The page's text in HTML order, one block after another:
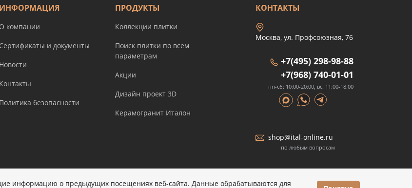
ИНФОРМАЦИЯ
О компании
Сертификаты и документы
Новости
Контакты
Политика безопасности
ПРОДУКТЫ
Коллекции плитки
Поиск плитки по всем
параметрам
Акции
Дизайн проект 3D
Керамогранит Италон
КОНТАКТЫ
Москва, ул. Профсоюзная, 76
+7(495) 298-98-88
+7(968) 740-01-01
пн-сб: 10:00-20:00, вс: 11:00-18:00
shop@ital-online.ru
по любым вопросам
информацию о предыдущих посещениях веб-сайта. Данные обрабатываются для